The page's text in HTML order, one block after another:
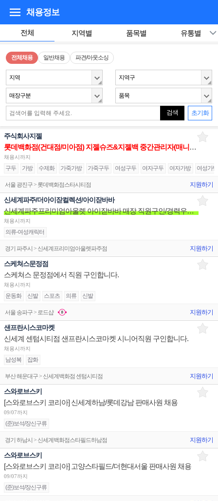
채용정보
전체 지역별 품목별 유통별
전체채용 일반채용 파견/아웃소싱
지역 지역구
매장구분 품목
검색 초기화
주식회사지젤
롯데백화점(건대점/미아점) 지젤슈즈&지젤백 중간관리자(매니저) 구인합니다
채용시까지
구두 가방 수제화 가죽가방 가죽구두 여성구두 여자구두 여자가방 여성가방
서울 광진구 > 롯데백화점스타시티점 지원하기
신세계파주/더아이잗컬렉션/아이잗바바
신세계파주프리미엄아울렛 아이잗바바 매장 직원구인/경력우대/분위기좋은매장/장기근무환영
채용시까지
의류-여성캐릭터
경기 파주시 > 신세계프리미엄아울렛파주점 지원하기
스케쳐스문정점
스케쳐스 문정점에서 직원 구인합니다.
채용시까지
운동화 신발 스포츠 의류 신발
서울 송파구 > 로드샵 지원하기
샌프란시스코마켓
신세계 센텀시티점 샌프란시스코마켓 시니어직원 구인합니다.
채용시까지
남성복 잡화
부산 해운대구 > 신세계백화점 센텀시티점 지원하기
스와로브스키
[스와로브스키 코리아] 신세계하남/롯데강남 판매사원 채용
09/07까지
(준)보석/장신구류
경기 하남시 > 신세계백화점스타필드하남점 지원하기
스와로브스키
[스와로브스키 코리아] 고양스타필드/더현대서울 판매사원 채용
09/07까지
(준)보석/장신구류